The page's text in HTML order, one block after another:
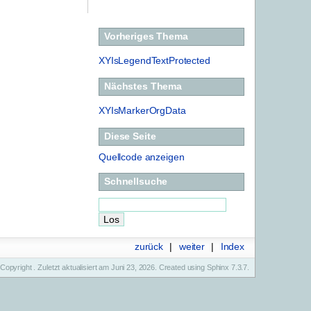
Vorheriges Thema
XYIsLegendTextProtected
Nächstes Thema
XYIsMarkerOrgData
Diese Seite
Quellcode anzeigen
Schnellsuche
Index
weiter |
zurück |
. Zuletzt aktualisiert am Juni 23, 2026. Created using Sphinx 7.3.7.